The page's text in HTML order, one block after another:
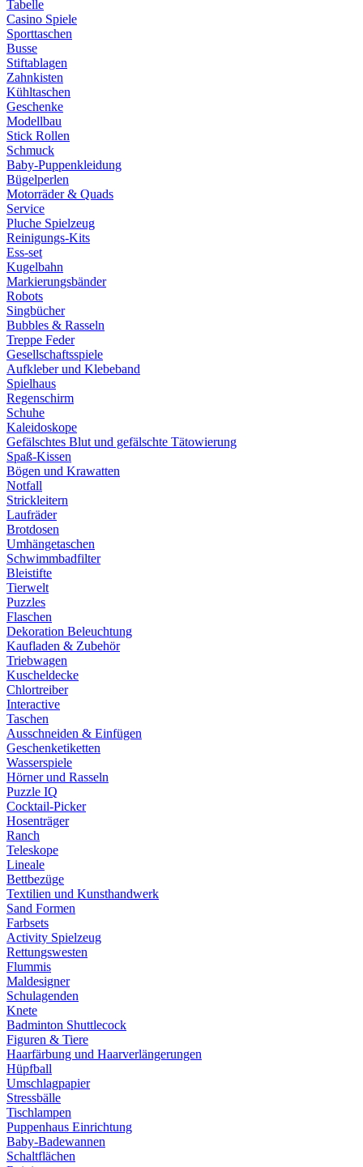
Tabelle
Casino Spiele
Sporttaschen
Busse
Stiftablagen
Zahnkisten
Kühltaschen
Geschenke
Modellbau
Stick Rollen
Schmuck
Baby-Puppenkleidung
Bügelperlen
Motorräder & Quads
Service
Pluche Spielzeug
Reinigungs-Kits
Ess-set
Kugelbahn
Markierungsbänder
Robots
Singbücher
Bubbles & Rasseln
Treppe Feder
Gesellschaftsspiele
Aufkleber und Klebeband
Spielhaus
Regenschirm
Schuhe
Kaleidoskope
Gefälschtes Blut und gefälschte Tätowierung
Spaß-Kissen
Bögen und Krawatten
Notfall
Strickleitern
Laufräder
Brotdosen
Umhängetaschen
Schwimmbadfilter
Bleistifte
Tierwelt
Puzzles
Flaschen
Dekoration Beleuchtung
Kaufladen & Zubehör
Triebwagen
Kuscheldecke
Chlortreiber
Interactive
Taschen
Ausschneiden & Einfügen
Geschenketiketten
Wasserspiele
Hörner und Rasseln
Puzzle IQ
Cocktail-Picker
Hosenträger
Ranch
Teleskope
Lineale
Bettbezüge
Textilien und Kunsthandwerk
Sand Formen
Farbsets
Activity Spielzeug
Rettungswesten
Flummis
Maldesigner
Schulagenden
Knete
Badminton Shuttlecock
Figuren & Tiere
Haarfärbung und Haarverlängerungen
Hüpfball
Umschlagpapier
Stressbälle
Tischlampen
Puppenhaus Einrichtung
Baby-Badewannen
Schaltflächen